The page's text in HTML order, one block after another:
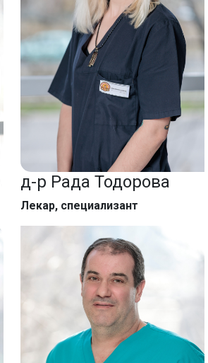
д-р Рада Тодорова
Лекар, специализант